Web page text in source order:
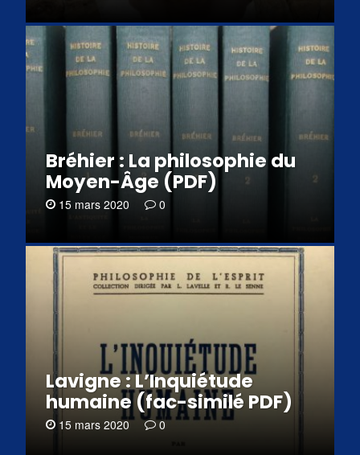
Bréhier : La philosophie du
Moyen-Âge (PDF)
15 mars 2020 0
Lavigne : L’Inquiétude
humaine (fac-similé PDF)
15 mars 2020 0